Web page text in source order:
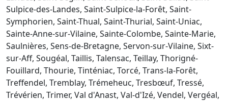
Sulpice-des-Landes, Saint-Sulpice-la-Forêt, Saint-
Symphorien, Saint-Thual, Saint-Thurial, Saint-Uniac,
Sainte-Anne-sur-Vilaine, Sainte-Colombe, Sainte-Marie,
Saulnières, Sens-de-Bretagne, Servon-sur-Vilaine, Sixt-
sur-Aff, Sougéal, Taillis, Talensac, Teillay, Thorigné-
Fouillard, Thourie, Tinténiac, Torcé, Trans-la-Forêt,
Treffendel, Tremblay, Trémeheuc, Tresbœuf, Tressé,
Trévérien, Trimer, Val d'Anast, Val-d'Izé, Vendel, Vergéal,